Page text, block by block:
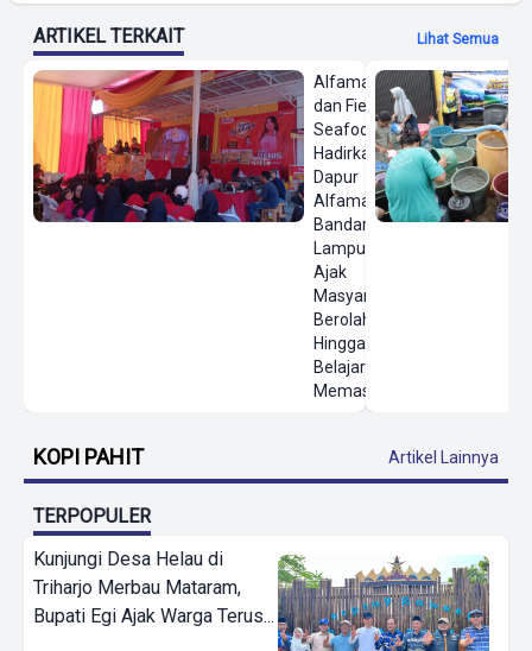
ARTIKEL TERKAIT Lihat Semua
Alfamart
dan Fiesta
Seafood
Hadirkan
Dapur
Alfamart di
Bandar
Lampung,
Ajak
Masyarakat
Berolahraga
Hingga
Belajar
Memasak
KOPI PAHIT Artikel Lainnya
TERPOPULER
Kunjungi Desa Helau di
Triharjo Merbau Mataram,
Bupati Egi Ajak Warga Terus...